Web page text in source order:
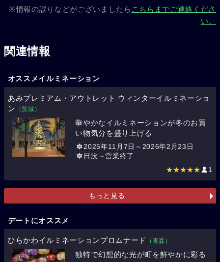
※情報の誤りなどがございましたら こちらまでご連絡くださ
い。
関連情報
オススメイルミネーション
あみプレミアム・アウトレット ウィンターイルミネーショ
ン
（茨城）
華やかなイルミネーションが冬のお買
い物気分を盛り上げる
2025年11月7日～2026年2月23日
日没～営業終了
★★★★★ 1
もっと見る
デートにオススメ
ひらかわイルミネーションプロムナード （青森）
独特で幻想的な光が町を鮮やかに彩る